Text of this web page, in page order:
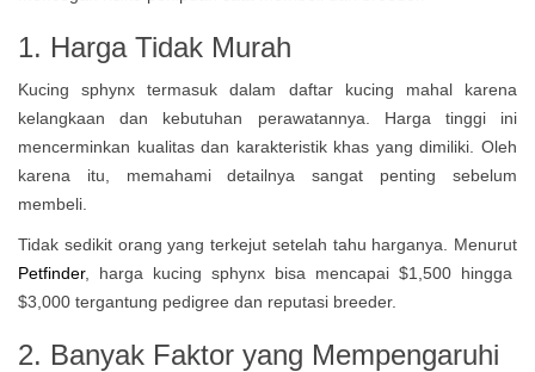
1. Harga Tidak Murah
Kucing sphynx termasuk dalam daftar kucing mahal karena
kelangkaan dan kebutuhan perawatannya. Harga tinggi ini
mencerminkan kualitas dan karakteristik khas yang dimiliki. Oleh
karena itu, memahami detailnya sangat penting sebelum
membeli.
Tidak sedikit orang yang terkejut setelah tahu harganya. Menurut
Petfinder, harga kucing sphynx bisa mencapai $1,500 hingga
$3,000 tergantung pedigree dan reputasi breeder.
2. Banyak Faktor yang Mempengaruhi